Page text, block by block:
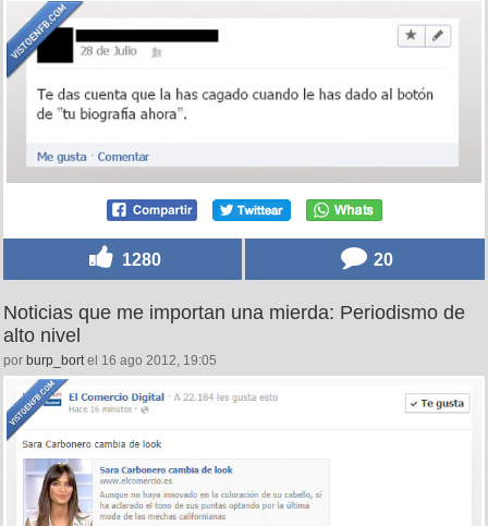
1280 20
Noticias que me importan una mierda: Periodismo de
alto nivel
por burp_bort el 16 ago 2012, 19:05